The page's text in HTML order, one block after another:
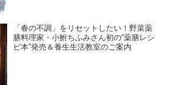
「春の不調」をリセットしたい！野菜薬
膳料理家・小鮒ちふみさん初の“薬膳レシ
ピ本”発売＆養生生活教室のご案内